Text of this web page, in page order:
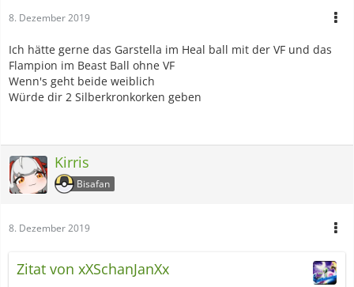
8. Dezember 2019
Ich hätte gerne das Garstella im Heal ball mit der VF und das
Flampion im Beast Ball ohne VF
Wenn's geht beide weiblich
Würde dir 2 Silberkronkorken geben
Kirris
Bisafan
8. Dezember 2019
Zitat von xXSchanJanXx